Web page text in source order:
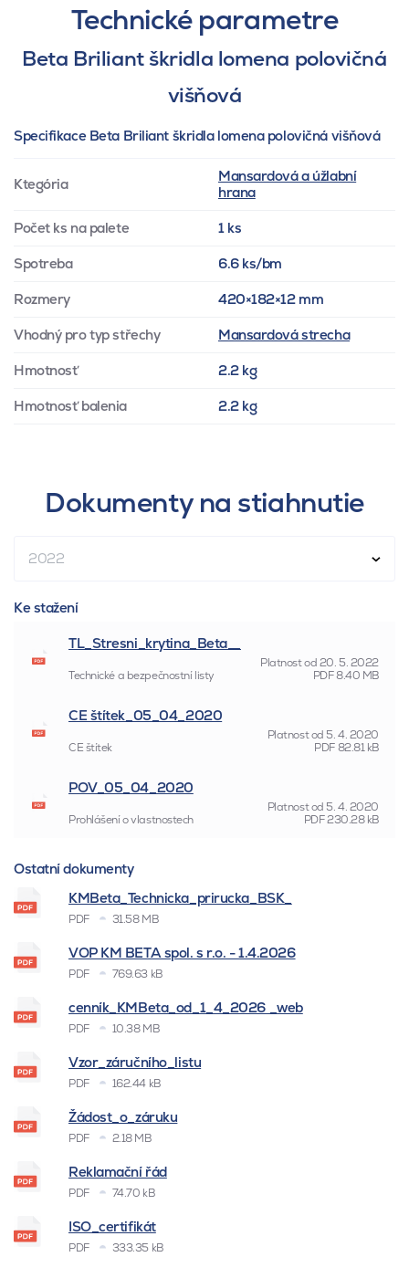
Technické parametre
Beta Briliant škridla lomena polovičná
višňová
Specifikace Beta Briliant škridla lomena polovičná višňová
Ktegória
Mansardová a úžlabní
hrana
Počet ks na palete 1 ks
Spotreba 6.6 ks/bm
Rozmery 420×182×12 mm
Vhodný pro typ střechy Mansardová strecha
Hmotnosť 2.2 kg
Hmotnosť balenia 2.2 kg
Dokumenty na stiahnutie
2022
Ke stažení
TL_Stresni_krytina_Beta__
Platnost od20. 5. 2022
Technické a bezpečnostní listy
PDF8.40 MB
CE štítek_05_04_2020
Platnost od 5. 4. 2020
CE štítek
PDF82.81 kB
POV_05_04_2020
Platnost od 5. 4. 2020
Prohlášení o vlastnostech
PDF230.28 kB
Ostatní dokumenty
KMBeta_Technicka_prirucka_BSK_
PDF 31.58 MB
VOP KM BETA spol. s r.o. - 1.4.2026
PDF 769.63 kB
cenník_KMBeta_od_1_4_2026 _web
PDF 10.38 MB
Vzor_záručního_listu
PDF 162.44 kB
Žádost_o_záruku
PDF 2.18 MB
Reklamační řád
PDF 74.70 kB
ISO_certifikát
PDF 333.35 kB